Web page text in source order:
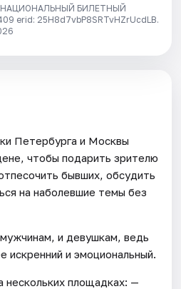
НАЦИОНАЛЬНЫЙ БИЛЕТНЫЙ
erid: 25H8d7vbP8SRTvHZrUcdLB.
Петербурга и Москвы
чтобы подарить зрителю
бывших, обсудить
на наболевшие темы без
и девушкам, ведь
искренний и эмоциональный.
нескольких площадках: —